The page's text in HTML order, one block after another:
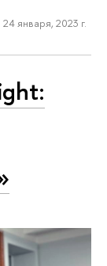
24 января, 2023 г.